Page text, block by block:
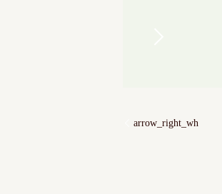
arrow_right_wh